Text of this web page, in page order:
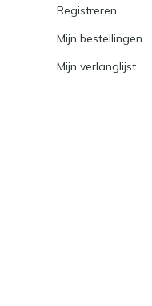
Registreren
Mijn bestellingen
Mijn verlanglijst